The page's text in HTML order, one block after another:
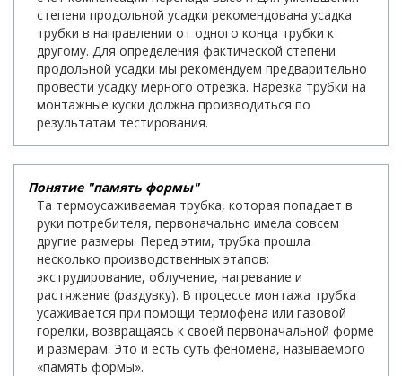
степени продольной усадки рекомендована усадка
трубки в направлении от одного конца трубки к
другому. Для определения фактической степени
продольной усадки мы рекомендуем предварительно
провести усадку мерного отрезка. Нарезка трубки на
монтажные куски должна производиться по
результатам тестирования.
Понятие "память формы"
Та термоусаживаемая трубка, которая попадает в
руки потребителя, первоначально имела совсем
другие размеры. Перед этим, трубка прошла
несколько производственных этапов:
экструдирование, облучение, нагревание и
растяжение (раздувку). В процессе монтажа трубка
усаживается при помощи термофена или газовой
горелки, возвращаясь к своей первоначальной форме
и размерам. Это и есть суть феномена, называемого
«память формы».